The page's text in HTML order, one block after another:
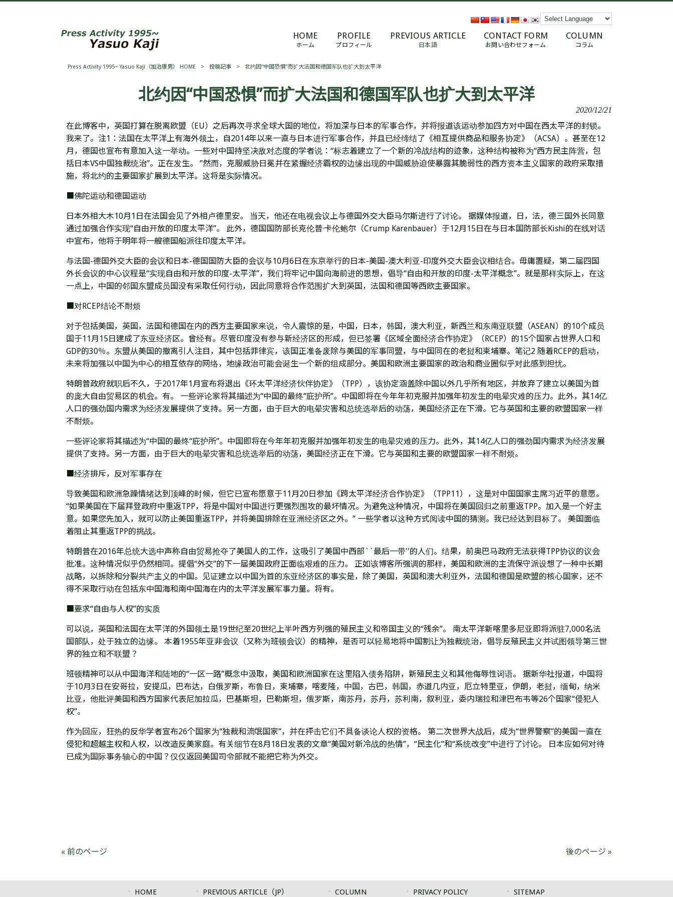
HOME
ホーム
PROFILE
プロフィール
PREVIOUS ARTICLE
日本語
CONTACT FORM
お問い合わせフォーム
COLUMN
コラム
Press Activity 1995~ Yasuo Kaji（加治康男） HOME > 投稿記事 > 北约因“中国恐惧”而扩大法国和德国军队也扩大到太平洋
北约因“中国恐惧”而扩大法国和德国军队也扩大到太平洋
2020/12/21
在此博客中，英国打算在脱离欧盟（EU）之后再次寻求全球大国的地位，将加深与日本的军事合作，并将报道该运动参加四方对中国在西太平洋的封锁。
我来了。注1：法国在太平洋上有海外领土，自2014年以来一直与日本进行军事合作，并且已经缔结了《相互提供商品和服务协定》（ACSA）。甚至在12
月，德国也宣布有意加入这一举动。一些对中国持坚决敌对态度的学者说：“标志着建立了一个新的冷战结构的迹象，这种结构被称为“西方民主阵营，包
括日本VS中国独裁统治”。正在发生。 ”然而，克服威胁日冕并在紧握经济霸权的边缘出现的中国威胁迫使暴露其脆弱性的西方资本主义国家的政府采取措
施，将北约的主要国家扩展到太平洋。这将是实际情况。
■佛陀运动和德国运动
日本外相大木10月1日在法国会见了外相卢德里安。 当天，他还在电视会议上与德国外交大臣马尔斯进行了讨论。
据媒体报道，日，法，德三国外长同意
通过加强合作实现“自由开放的印度太平洋”。
此外，德国国防部长克伦普·卡伦鲍尔（Crump Karenbauer）于12月15日在与日本国防部长Kishi的在线对话
中宣布，他将于明年将一艘德国船派往印度太平洋。
与法国-德国外交大臣的会议和日本-德国国防大臣的会议与10月6日在东京举行的日本-美国-澳大利亚-印度外交大臣会议相结合。毋庸置疑，第二届四国
外长会议的中心议程是“实现自由和开放的印度-太平洋”，我们将牢记中国向海前进的思想，倡导“自由和开放的印度-太平洋概念”。就是那样实际上，在这
一点上，中国的邻国东盟成员国没有采取任何行动，因此同意将合作范围扩大到英国，法国和德国等西欧主要国家。
■对RCEP结论不耐烦
对于包括美国，英国，法国和德国在内的西方主要国家来说，令人震惊的是，中国，日本，韩国，澳大利亚，新西兰和东南亚联盟（ASEAN）的10个成员
国于11月15日建成了东亚经济区。曾经有。尽管印度没有参与新经济区的形成，但已签署《区域全面经济合作协定》（RCEP）的15个国家占世界人口和
GDP的30％。东盟从美国的撤离引人注目，其中包括菲律宾，该国正准备废除与美国的军事同盟，与中国同在的老挝和柬埔寨。笔记2 随着RCEP的启动，
未来将加强以中国为中心的相互依存的网络，地缘政治可能会诞生一个新的组成部分。美国和欧洲主要国家的政治和商业圈似乎对此感到担忧。
特朗普政府就职后不久，于2017年1月宣布将退出《环太平洋经济伙伴协定》（TPP），该协定涵盖除中国以外几乎所有地区，并放弃了建立以美国为首
的庞大自由贸易区的机会。有。 一些评论家将其描述为“中国的最终“庇护所”。中国即将在今年年初克服并加强年初发生的电晕灾难的压力。此外，其14亿
人口的强劲国内需求为经济发展提供了支持。另一方面，由于巨大的电晕灾害和总统选举后的动荡，美国经济正在下滑。它与英国和主要的欧盟国家一样
不耐烦。
一些评论家将其描述为“中国的最终“庇护所”。中国即将在今年年初克服并加强年初发生的电晕灾难的压力。此外，其14亿人口的强劲国内需求为经济发展
提供了支持。另一方面，由于巨大的电晕灾害和总统选举后的动荡，美国经济正在下滑。它与英国和主要的欧盟国家一样不耐烦。
■经济排斥，反对军事存在
导致美国和欧洲急躁情绪达到顶峰的时候，但它已宣布愿意于11月20日参加《跨太平洋经济合作协定》（TPP11），这是对中国国家主席习近平的意愿。
“如果美国在下届拜登政府中重返TPP，将是中国对中国进行更强烈围攻的最坏情况。为避免这种情况，中国将在美国回归之前重返TPP。加入是一个好主
意。如果您先加入，就可以防止美国重返TPP，并将美国排除在亚洲经济区之外。” 一些学者以这种方式阅读中国的猜测。我已经达到目标了。 美国面临
着阻止其重返TPP的挑战。
特朗普在2016年总统大选中声称自由贸易抢夺了美国人的工作，这吸引了美国中西部``最后一带''的人们。结果，前奥巴马政府无法获得TPP协议的议会
批准。这种情况似乎仍然相同。提倡“外交”的下一届美国政府正面临艰难的压力。 正如该博客所强调的那样，美国和欧洲的主流保守派设想了一种中长期
战略，以拆除和分裂共产主义的中国。见证建立以中国为首的东亚经济区的事实是，除了美国，英国和澳大利亚外，法国和德国是欧盟的核心国家，还不
得不采取行动在包括东中国海和南中国海在内的太平洋发展军事力量。将有。
■要求“自由与人权”的实质
可以说，英国和法国在太平洋的外国领土是19世纪至20世纪上半叶西方列强的殖民主义和帝国主义的“残余”。
南太平洋新喀里多尼亚即将派驻7,000名法
国部队，处于独立的边缘。
本着1955年亚非会议（又称为班顿会议）的精神，是否可以轻易地将中国割让为独裁统治，倡导反殖民主义并试图领导第三世
界的独立和不联盟？
班顿精神可以从中国海洋和陆地的“一区一路”概念中汲取，美国和欧洲国家在这里陷入债务陷阱，新殖民主义和其他侮辱性词语。 据新华社报道，中国将
于10月3日在安哥拉，安提瓜，巴布达，白俄罗斯，布鲁日，柬埔寨，喀麦隆，中国，古巴，韩国，赤道几内亚，厄立特里亚，伊朗，老挝，缅甸，纳米
比亚，他批评美国和西方国家代表尼加拉瓜，巴基斯坦，巴勒斯坦，俄罗斯，南苏丹，苏丹，苏利南，叙利亚，委内瑞拉和津巴布韦等26个国家“侵犯人
权”。
作为回应，狂热的反华学者宣布26个国家为“独裁和流氓国家”，并在抨击它们不具备谈论人权的资格。 第二次世界大战后，成为“世界警察”的美国一直在
侵犯和超越主权和人权，以改造反美家庭。有关细节在8月18日发表的文章“美国对新冷战的热情”，“民主化”和“系统改变”中进行了讨论。 日本应如何对待
已成为国际事务轴心的中国？仅仅返回美国司令部就不能把它称为外交。
« 前のページ 後のページ »
HOME PREVIOUS ARTICLE（JP） COLUMN PRIVACY POLICY SITEMAP